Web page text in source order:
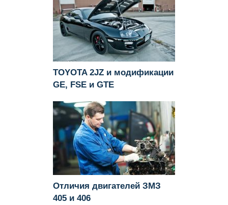
TOYOTA 2JZ и модификации
GE, FSE и GTE
Отличия двигателей ЗМЗ
405 и 406